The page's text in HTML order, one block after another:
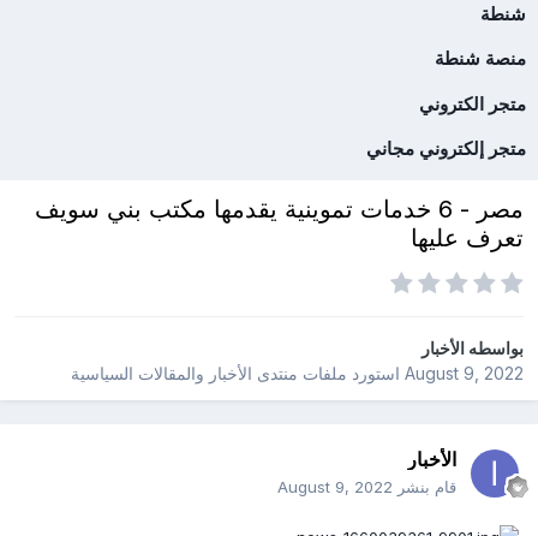
شنطة
منصة شنطة
متجر الكتروني
متجر إلكتروني مجاني
مصر - 6 خدمات تموينية يقدمها مكتب بني سويف
تعرف عليها
بواسطهالأخبار
August 9, 2022استورد ملفات منتدى الأخبار والمقالات السياسية
الأخبار
قام بنشر August 9, 2022